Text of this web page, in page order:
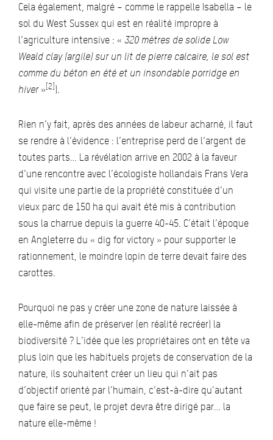
Cela également, malgré – comme le rappelle Isabella – le
sol du West Sussex qui est en réalité impropre à
l’agriculture intensive : « 320 mètres de solide Low
Weald clay (argile) sur un lit de pierre calcaire, le sol est
comme du béton en été et un insondable porridge en
hiver»[2]).
Rien n’y fait, après des années de labeur acharné, il faut
se rendre à l’évidence : l’entreprise perd de l’argent de
toutes parts… La révélation arrive en 2002 à la faveur
d’une rencontre avec l’écologiste hollandais Frans Vera
qui visite une partie de la propriété constituée d’un
vieux parc de 150 ha qui avait été mis à contribution
sous la charrue depuis la guerre 40-45. C’était l’époque
en Angleterre du « dig for victory » pour supporter le
rationnement, le moindre lopin de terre devait faire des
carottes.
Pourquoi ne pas y créer une zone de nature laissée à
elle-même afin de préserver (en réalité recréer) la
biodiversité ? L’idée que les propriétaires ont en tête va
plus loin que les habituels projets de conservation de la
nature, ils souhaitent créer un lieu qui n’ait pas
d’objectif orienté par l’humain, c’est-à-dire qu’autant
que faire se peut, le projet devra être dirigé par… la
nature elle-même !